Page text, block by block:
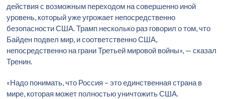
действия с возможным переходом на совершенно иной
уровень, который уже угрожает непосредственно
безопасности США. Трамп несколько раз говорил о том, что
Байден подвел мир, и соответственно США,
непосредственно на грани Третьей мировой войны», — сказал
Тренин.
«Надо понимать, что Россия – это единственная страна в
мире, которая может полностью уничтожить США.